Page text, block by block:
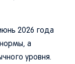
2026 года
а
уровня.